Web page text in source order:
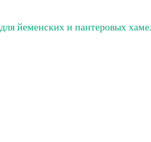
для йеменских и пантеровых